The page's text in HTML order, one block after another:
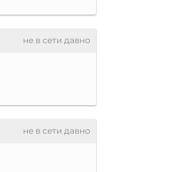
не в сети давно
не в сети давно